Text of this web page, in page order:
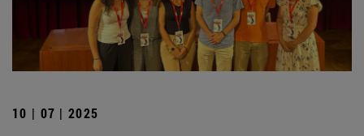
10 | 07 | 2025